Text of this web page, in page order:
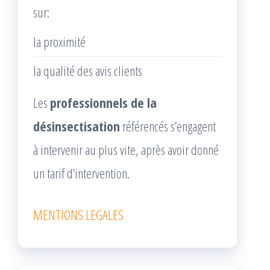
sur:
la proximité
la qualité des avis clients
Les professionnels de la
désinsectisation référencés s’engagent
à intervenir au plus vite, après avoir donné
un tarif d’intervention.
MENTIONS LEGALES